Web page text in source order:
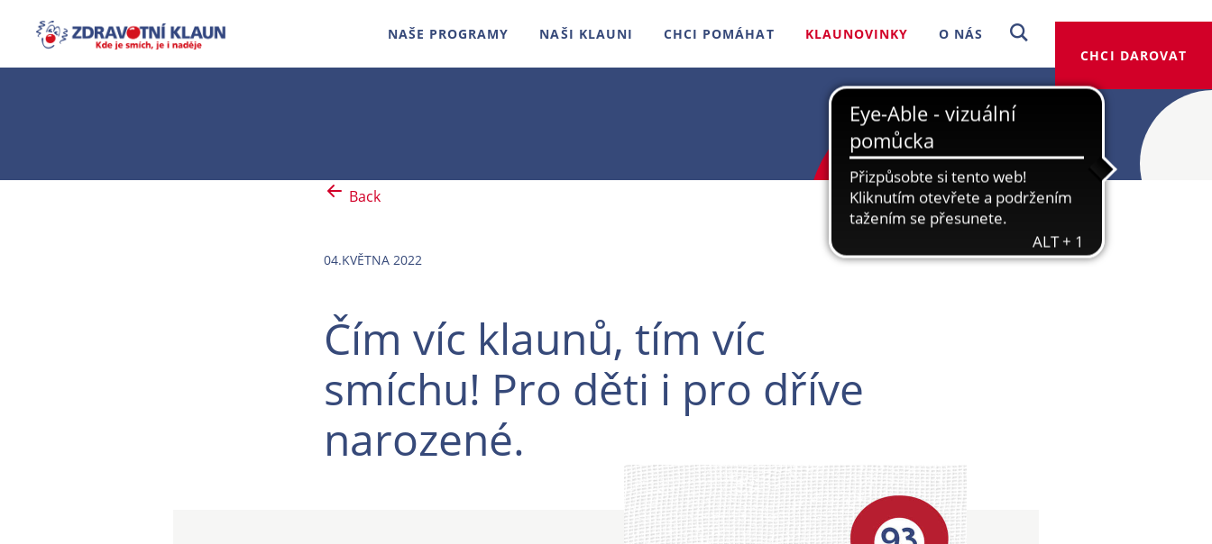
CHCI DAROVAT
NAŠE PROGRAMY NAŠI KLAUNI CHCI POMÁHAT KLAUNOVINKY O NÁS
Back
04.KVĚTNA 2022
Čím víc klaunů, tím víc
smíchu! Pro děti i pro dříve
narozené.